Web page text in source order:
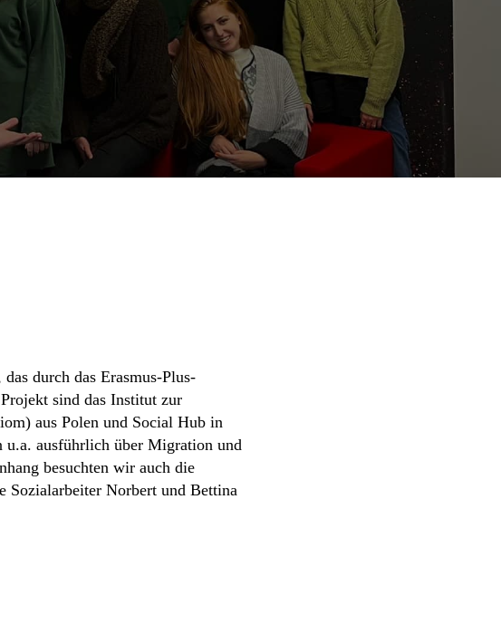
durch das Erasmus-Plus-
sind das Institut zur
aus Polen und Social Hub in
u.a. ausführlich über Migration und
besuchten wir auch die
Sozialarbeiter Norbert und Bettina